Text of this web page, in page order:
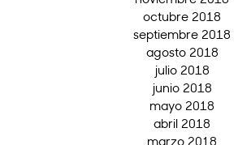
octubre 2018
septiembre 2018
agosto 2018
julio 2018
junio 2018
mayo 2018
abril 2018
marzo 2018